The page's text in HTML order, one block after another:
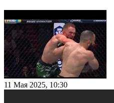
11 Мая 2025, 10:30